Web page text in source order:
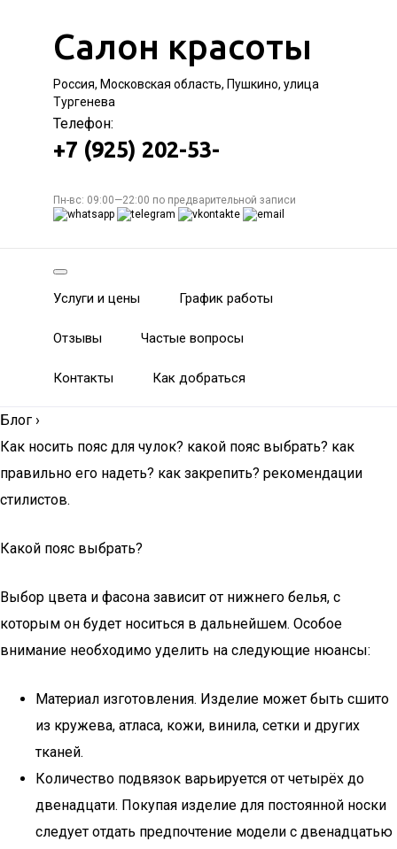
Салон красоты
Россия, Московская область, Пушкино, улица
Тургенева
Телефон:
+7 (925) 202-53-
Пн-вс: 09:00—22:00 по предварительной записи
Услуги и цены График работы
Отзывы Частые вопросы
Контакты Как добраться
Блог ›
Как носить пояс для чулок? какой пояс выбрать? как
правильно его надеть? как закрепить? рекомендации
стилистов.
Какой пояс выбрать?
Выбор цвета и фасона зависит от нижнего белья, с
которым он будет носиться в дальнейшем. Особое
внимание необходимо уделить на следующие нюансы:
Материал изготовления. Изделие может быть сшито
из кружева, атласа, кожи, винила, сетки и других
тканей.
Количество подвязок варьируется от четырёх до
двенадцати. Покупая изделие для постоянной носки
следует отдать предпочтение модели с двенадцатью